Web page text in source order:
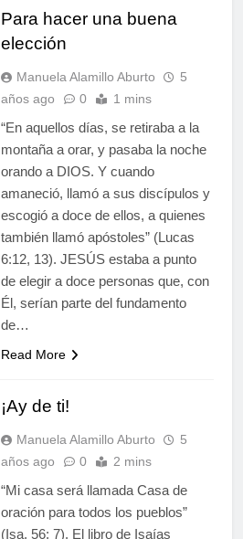
Para hacer una buena
elección
Manuela Alamillo Aburto
5
años ago
0 1 mins
“En aquellos días, se retiraba a la
montaña a orar, y pasaba la noche
orando a DIOS. Y cuando
amaneció, llamó a sus discípulos y
escogió a doce de ellos, a quienes
también llamó apóstoles” (Lucas
6:12, 13). JESÚS estaba a punto
de elegir a doce personas que, con
Él, serían parte del fundamento
de…
Read More
¡Ay de ti!
Manuela Alamillo Aburto
5
años ago
0 2 mins
“Mi casa será llamada Casa de
oración para todos los pueblos”
(Isa. 56: 7). El libro de Isaías